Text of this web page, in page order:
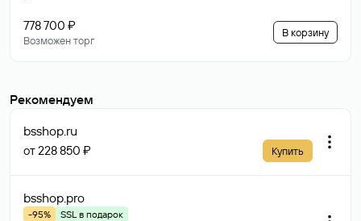
778 700 ₽
Возможен торг
В корзину
Рекомендуем
bsshop.ru
от 228 850 ₽ Купить
bsshop.pro
-95%
SSL в подарок